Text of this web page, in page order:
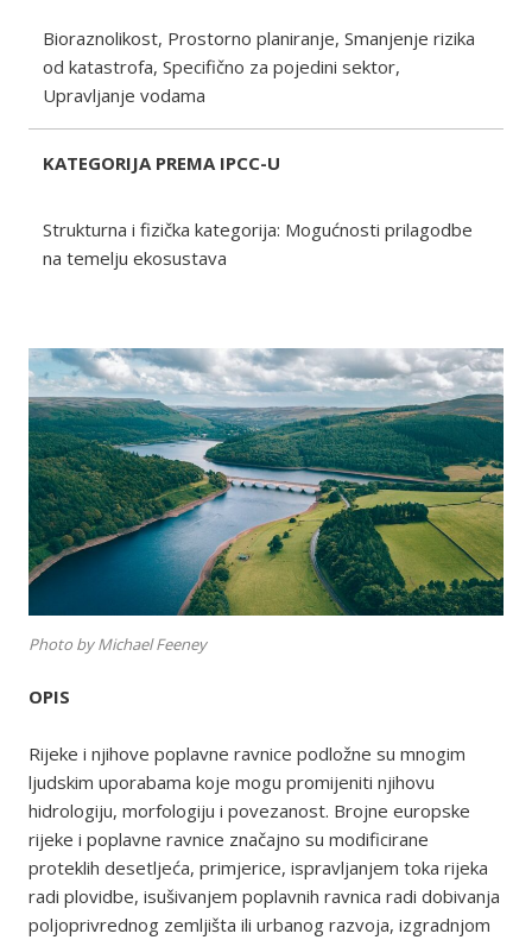
Bioraznolikost, Prostorno planiranje, Smanjenje rizika
od katastrofa, Specifično za pojedini sektor,
Upravljanje vodama
KATEGORIJA PREMA IPCC-U
Strukturna i fizička kategorija: Mogućnosti prilagodbe
na temelju ekosustava
Photo by Michael Feeney
OPIS
Rijeke i njihove poplavne ravnice podložne su mnogim
ljudskim uporabama koje mogu promijeniti njihovu
hidrologiju, morfologiju i povezanost. Brojne europske
rijeke i poplavne ravnice značajno su modificirane
proteklih desetljeća, primjerice, ispravljanjem toka rijeka
radi plovidbe, isušivanjem poplavnih ravnica radi dobivanja
poljoprivrednog zemljišta ili urbanog razvoja, izgradnjom